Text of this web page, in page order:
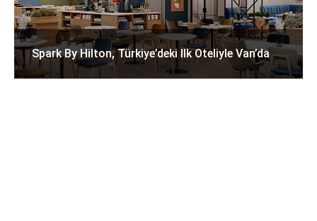
Spark By Hilton, Türkiye’deki Ilk Oteliyle Van’da